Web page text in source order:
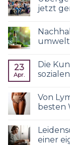
jetzt
23
Apr.
Die
Von
besten
einer